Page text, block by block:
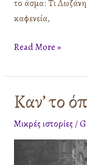
το άσμα: Τι Λωζάνη,
καφενεία,
Read More »
Καν’ το
Μικρές ιστορίες /
Καν’
όπως
η
Μαφία